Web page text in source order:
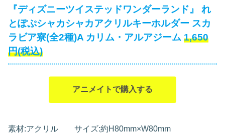
『ディズニーツイステッドワンダーランド』 れ
とぽぷシャカシャカアクリルキーホルダー スカ
ラビア寮(全2種)A カリム・アルアジーム 1,650
円(税込)
アニメイトで購入する
素材:アクリル サイズ:約H80mm×W80mm